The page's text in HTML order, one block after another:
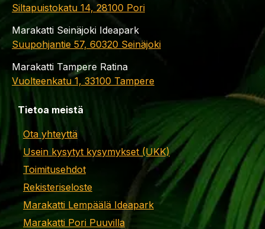
Siltapuistokatu 14, 28100 Pori
Marakatti Seinäjoki Ideapark
Suupohjantie 57, 60320 Seinäjoki
Marakatti Tampere Ratina
Vuolteenkatu 1, 33100 Tampere
Tietoa meistä
Ota yhteyttä
Usein kysytyt kysymykset (UKK)
Toimitusehdot
Rekisteriseloste
Marakatti Lempäälä Ideapark
Marakatti Pori Puuvilla